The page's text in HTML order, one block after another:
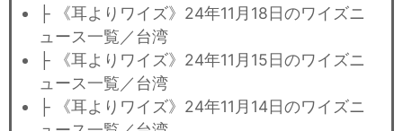
├ 《耳よりワイズ》24年11月18日のワイズニ
ュース一覧／台湾
├ 《耳よりワイズ》24年11月15日のワイズニ
ュース一覧／台湾
├ 《耳よりワイズ》24年11月14日のワイズニ